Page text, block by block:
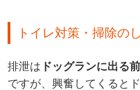
トイレ対策・掃除の
排泄は ドッグランに出る
ですが、興奮してくると